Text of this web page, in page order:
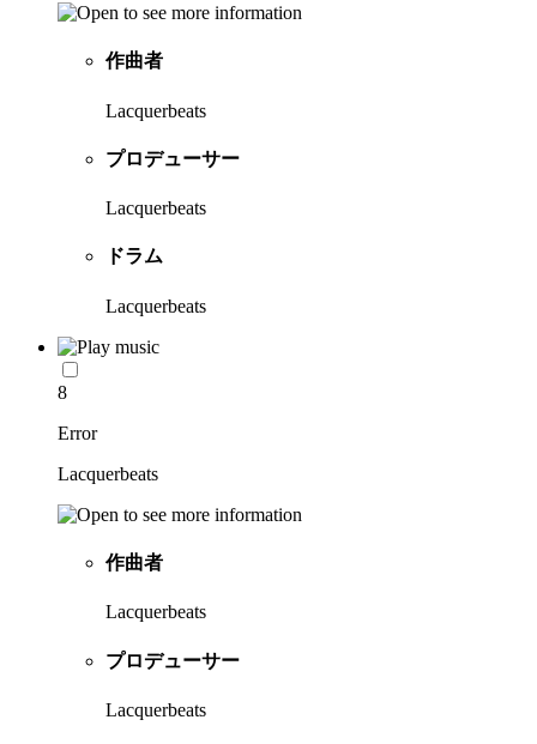
作曲者
Lacquerbeats
プロデューサー
Lacquerbeats
ドラム
Lacquerbeats
8
Error
Lacquerbeats
作曲者
Lacquerbeats
プロデューサー
Lacquerbeats